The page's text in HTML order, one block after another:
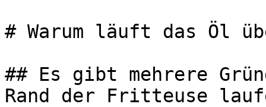
# Warum läuft das Öl
## Es gibt mehrere
Rand der Fritteuse